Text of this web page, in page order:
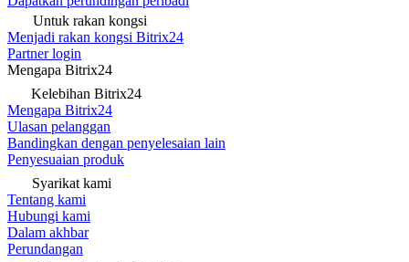
Untuk rakan kongsi
Menjadi rakan kongsi Bitrix24
Partner login
Mengapa Bitrix24
Kelebihan Bitrix24
Mengapa Bitrix24
Ulasan pelanggan
Bandingkan dengan penyelesaian lain
Penyesuaian produk
Syarikat kami
Tentang kami
Hubungi kami
Dalam akhbar
Perundangan